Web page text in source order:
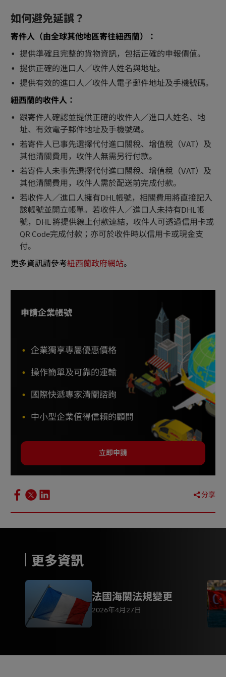
如何避免延誤？
寄件人（由全球其他地區寄往紐西蘭）：
提供準確且完整的貨物資訊，包括正確的申報價值。
提供正確的進口人／收件人姓名與地址。
提供有效的進口人／收件人電子郵件地址及手機號碼。
紐西蘭的收件人：
跟寄件人確認並提供正確的收件人／進口人姓名、地
址、有效電子郵件地址及手機號碼。
若寄件人已事先選擇代付進口關稅、增值稅（VAT）及
其他清關費用，收件人無需另行付款。
若寄件人未事先選擇代付進口關稅、增值稅（VAT）及
其他清關費用，收件人需於配送前完成付款。
若收件人／進口人擁有DHL帳號，相關費用將直接記入
該帳號並開立帳單。若收件人／進口人未持有DHL帳
號，DHL 將提供線上付款連結，收件人可透過信用卡或
QR Code完成付款；亦可於收件時以信用卡或現金支
付。
更多資訊請參考紐西蘭政府網站。
申請企業帳號
企業獨享專屬優惠價格
操作簡單及可靠的運輸
國際快遞專家清關諮詢
中小型企業值得信賴的顧問
立即申請
分享
更多資訊
法國海關法規變更
2026年4月27日